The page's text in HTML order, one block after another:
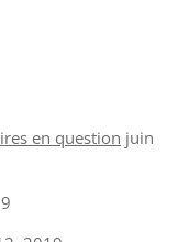
en question juin